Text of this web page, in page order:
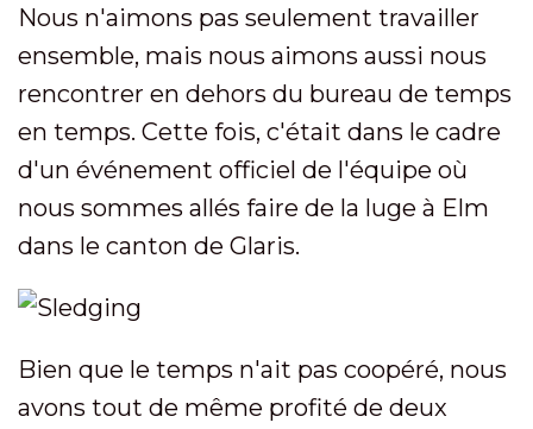
Nous n'aimons pas seulement travailler
ensemble, mais nous aimons aussi nous
rencontrer en dehors du bureau de temps
en temps. Cette fois, c'était dans le cadre
d'un événement officiel de l'équipe où
nous sommes allés faire de la luge à Elm
dans le canton de Glaris.
Bien que le temps n'ait pas coopéré, nous
avons tout de même profité de deux